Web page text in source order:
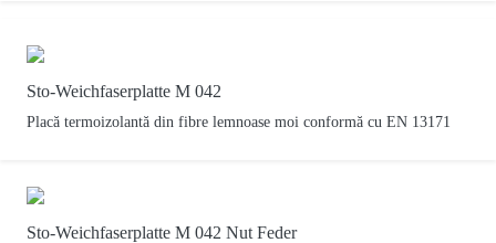
Sto-Weichfaserplatte M 042
Placă termoizolantă din fibre lemnoase moi conformă cu EN 13171
Sto-Weichfaserplatte M 042 Nut Feder